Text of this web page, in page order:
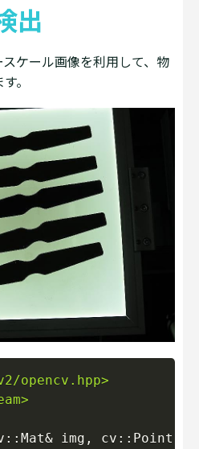
出
ケール画像を利用して、物
。
opencv.hpp>
:: Mat& img , cv :: Point p